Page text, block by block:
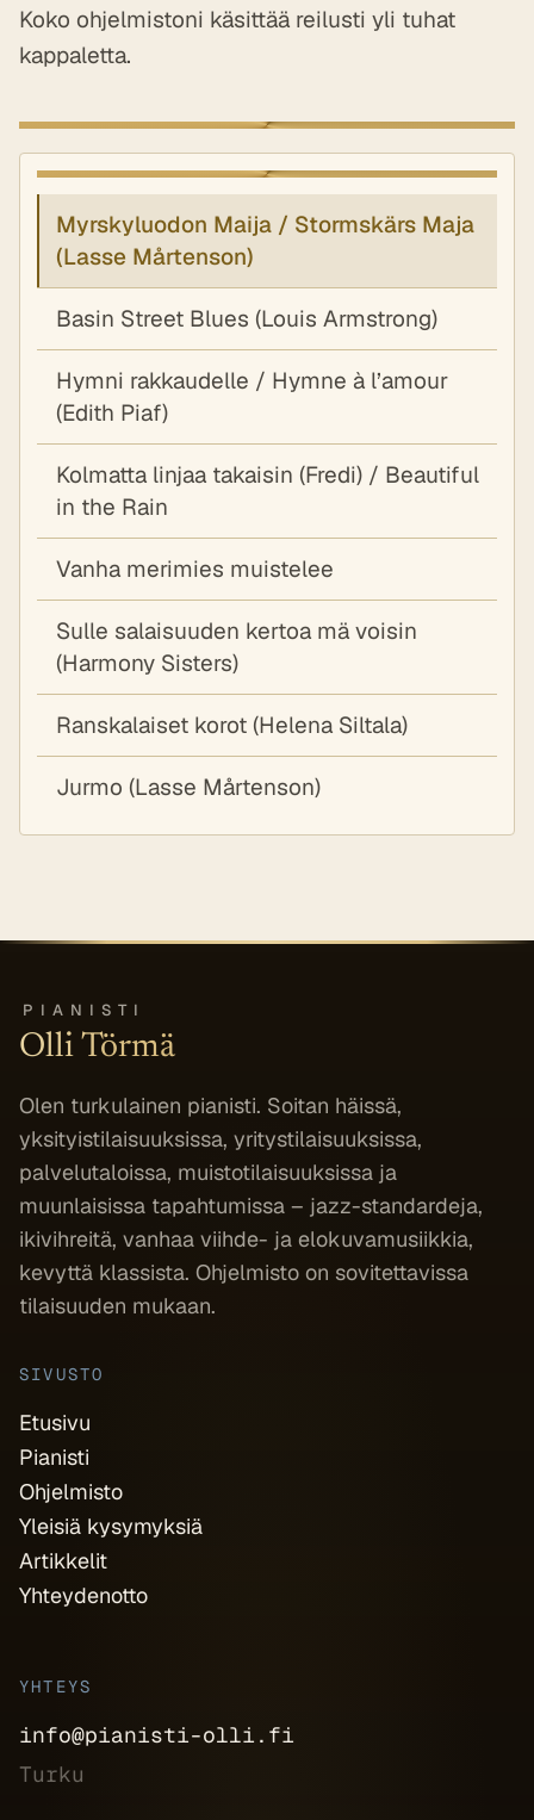
Koko ohjelmistoni käsittää reilusti yli tuhat
kappaletta.
Myrskyluodon Maija / Stormskärs Maja
(Lasse Mårtenson)
Basin Street Blues (Louis Armstrong)
Hymni rakkaudelle / Hymne à l’amour
(Edith Piaf)
Kolmatta linjaa takaisin (Fredi) / Beautiful
in the Rain
Vanha merimies muistelee
Sulle salaisuuden kertoa mä voisin
(Harmony Sisters)
Ranskalaiset korot (Helena Siltala)
Jurmo (Lasse Mårtenson)
PIANISTI
Olli Törmä
Olen turkulainen pianisti. Soitan häissä,
yksityistilaisuuksissa, yritystilaisuuksissa,
palvelutaloissa, muistotilaisuuksissa ja
muunlaisissa tapahtumissa – jazz-standardeja,
ikivihreitä, vanhaa viihde- ja elokuvamusiikkia,
kevyttä klassista. Ohjelmisto on sovitettavissa
tilaisuuden mukaan.
SIVUSTO
Etusivu
Pianisti
Ohjelmisto
Yleisiä kysymyksiä
Artikkelit
Yhteydenotto
YHTEYS
info@pianisti-olli.fi
Turku